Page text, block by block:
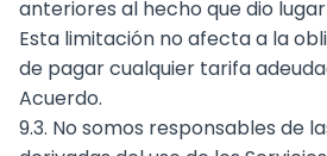
anteriores al hecho que dio
Esta limitación no afecta a la
de pagar cualquier tarifa
Acuerdo.
9.3. No somos responsables de